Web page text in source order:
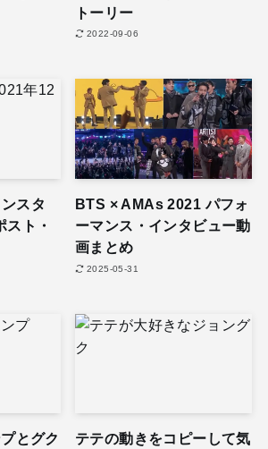
トーリー
2022-09-06
スタ
ト・
BTS × AMAs 2021 パフォ
ーマンス・インタビュー動
画まとめ
2025-05-31
とグク
テテの動きをコピーして気